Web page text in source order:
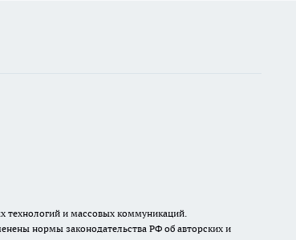
технологий и массовых коммуникаций.
нормы законодательства РФ об авторских и